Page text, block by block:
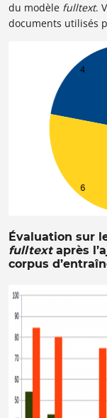
du modèle fulltext.
documents utilisés
Évaluation sur
fulltextaprès
corpus